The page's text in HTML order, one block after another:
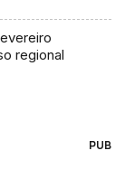
regional
PUB